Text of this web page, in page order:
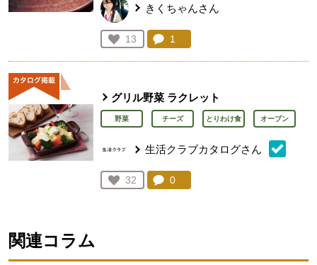
きくちゃんさん
お気に入り登録：
13
人が登録
コメント：
1
グリル野菜 ラクレット
野菜 チーズ とりわけ食 オーブン
生活クラブカタログさん
お気に入り登録：
32
人が登録
コメント：
0
関連コラム